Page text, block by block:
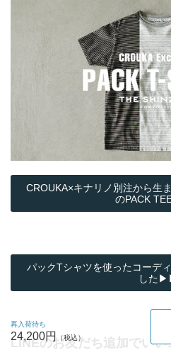
CROUKA×キナリノ別注から生
のPACK
パックTシャツを使ったコーデ
した
LINEのお友だち追加でいい
再入荷待ち
24,200円